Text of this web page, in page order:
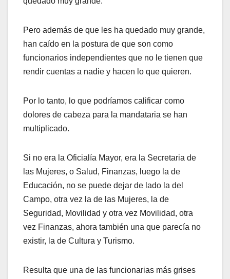
Pero además de que les ha quedado muy grande,
han caído en la postura de que son como
funcionarios independientes que no le tienen que
rendir cuentas a nadie y hacen lo que quieren.
Por lo tanto, lo que podríamos calificar como
dolores de cabeza para la mandataria se han
multiplicado.
Si no era la Oficialía Mayor, era la Secretaria de
las Mujeres, o Salud, Finanzas, luego la de
Educación, no se puede dejar de lado la del
Campo, otra vez la de las Mujeres, la de
Seguridad, Movilidad y otra vez Movilidad, otra
vez Finanzas, ahora también una que parecía no
existir, la de Cultura y Turismo.
Resulta que una de las funcionarias más grises